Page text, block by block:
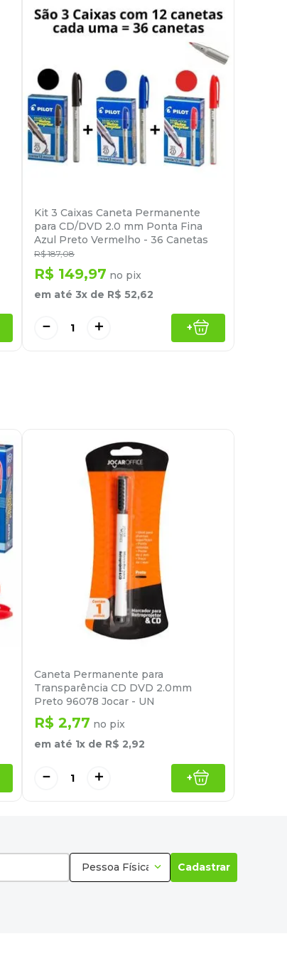
Kit 3 Caixas Caneta Permanente
para CD/DVD 2.0 mm Ponta Fina
Azul Preto Vermelho - 36 Canetas
R$ 187,08
R$ 149,97 no pix
em até 3x de R$ 52,62
＋
－ +
Caneta Permanente para
Transparência CD DVD 2.0mm
Preto 96078 Jocar - UN
R$ 2,77 no pix
em até 1x de R$ 2,92
＋
－ +
Pessoa Física Cadastrar